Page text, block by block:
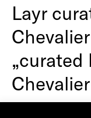
Layr
„curated